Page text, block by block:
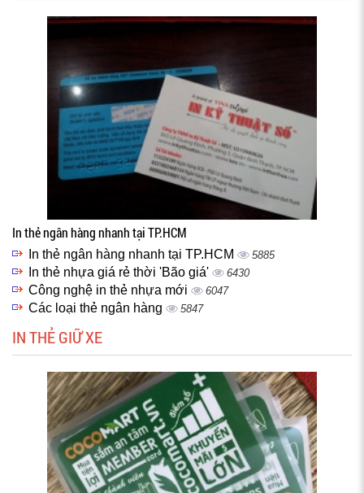
In thẻ ngân hàng nhanh tại TP.HCM
In thẻ ngân hàng nhanh tại TP.HCM 5885
In thẻ nhựa giá rẻ thời 'Bão giá' 6430
Công nghệ in thẻ nhựa mới 6047
Các loại thẻ ngân hàng 5847
IN THẺ GIỮ XE